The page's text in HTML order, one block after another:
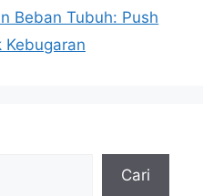
Beban Tubuh: Push
Kebugaran
Cari